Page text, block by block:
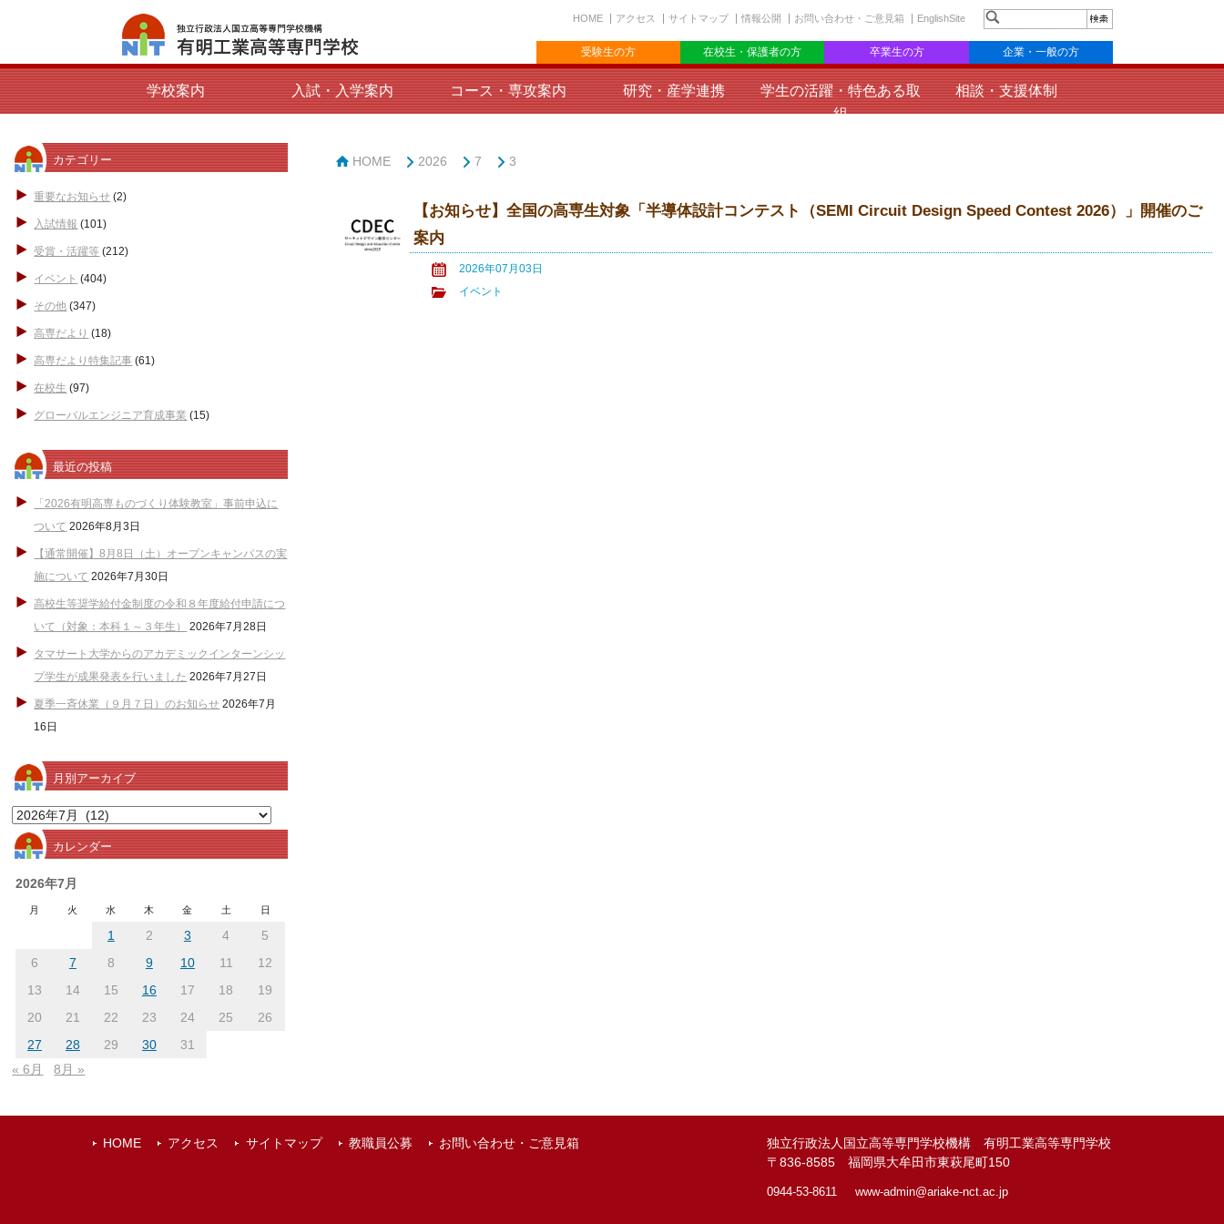
HOME アクセス サイトマップ 情報公開 お問い合わせ・ご意見箱 EnglishSite
受験生の方 在校生・保護者の方 卒業生の方 企業・一般の方
学校案内 入試・入学案内 コース・専攻案内 研究・産学連携
学生の活躍・特色ある取
組
相談・支援体制
カテゴリー
重要なお知らせ (2)
入試情報 (101)
受賞・活躍等 (212)
イベント (404)
その他 (347)
高専だより (18)
高専だより特集記事 (61)
在校生 (97)
グローバルエンジニア育成事業 (15)
最近の投稿
「2026有明高専ものづくり体験教室」事前申込に
ついて 2026年8月3日
【通常開催】8月8日（土）オープンキャンパスの実
施について 2026年7月30日
高校生等奨学給付金制度の令和８年度給付申請につ
いて（対象：本科１～３年生）
2026年7月28日
タマサート大学からのアカデミックインターンシッ
プ学生が成果発表を行いました 2026年7月27日
夏季一斉休業（９月７日）のお知らせ 2026年7月
16日
月別アーカイブ
月
別
ア
ー
カレンダー
2026年7月
月 火 水 木 金 土 日
1 2 3 4
5
6
7 8 9 10 11
12
13
14 15 16 17 18
19
20
21 22 23 24 25
26
27
28 29 30
31
« 6月
8月 »
HOME 2026 7 3
【お知らせ】全国の高専生対象「半導体設計コンテスト（SEMI Circuit Design Speed Contest 2026）」開催のご
案内
2026年07月03日
イベント
HOME アクセス サイトマップ 教職員公募 お問い合わせ・ご意見箱
独立行政法人国立高等専門学校機構 有明工業高等専門学校
〒836-8585 福岡県大牟田市東萩尾町150
0944-53-8611 www-admin@ariake-nct.ac.jp